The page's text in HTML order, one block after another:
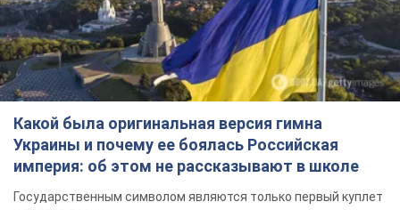
Какой была оригинальная версия гимна
Украины и почему ее боялась Российская
империя: об этом не рассказывают в школе
Государственным символом являются только первый куплет